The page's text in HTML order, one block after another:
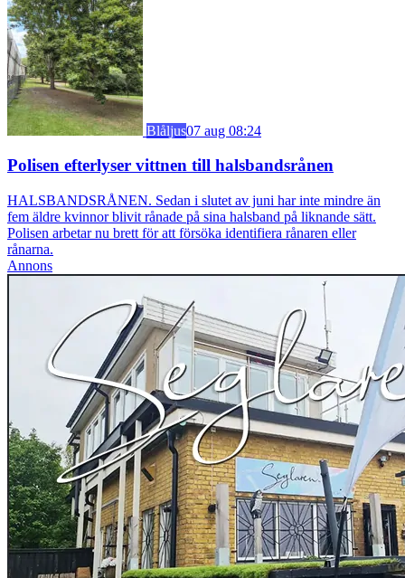
Blåljus07 aug 08:24
Polisen efterlyser vittnen till halsbandsrånen
HALSBANDSRÅNEN. Sedan i slutet av juni har inte mindre än
fem äldre kvinnor blivit rånade på sina halsband på liknande sätt.
Polisen arbetar nu brett för att försöka identifiera rånaren eller
rånarna.
Annons